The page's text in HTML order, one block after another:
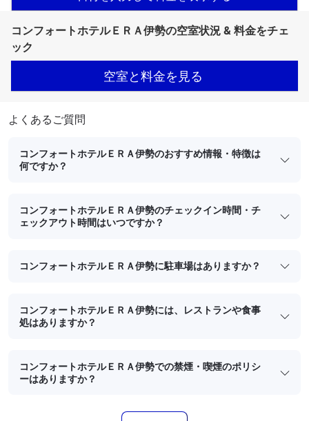
コンフォートホテルＥＲＡ伊勢の空室状況 & 料金をチェ
ック
空室と料金を見る
よくあるご質問
コンフォートホテルＥＲＡ伊勢のおすすめ情報・特徴は
何ですか？
コンフォートホテルＥＲＡ伊勢のチェックイン時間・チ
ェックアウト時間はいつですか？
コンフォートホテルＥＲＡ伊勢に駐車場はありますか？
コンフォートホテルＥＲＡ伊勢には、レストランや食事
処はありますか？
コンフォートホテルＥＲＡ伊勢での禁煙・喫煙のポリシ
ーはありますか？